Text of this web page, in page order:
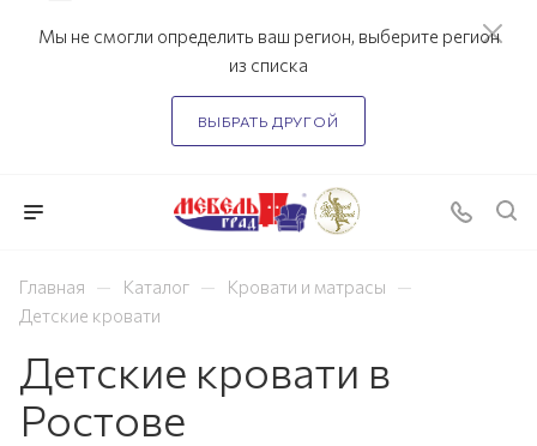
Мы не смогли определить ваш регион, выберите регион
из списка
ВЫБРАТЬ ДРУГОЙ
Главная — Каталог — Кровати и матрасы —
Детские кровати
Детские кровати в
Ростове